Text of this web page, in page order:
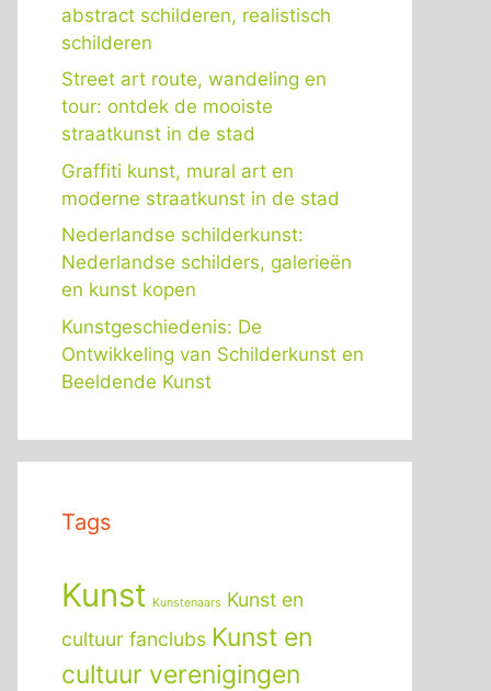
abstract schilderen, realistisch
schilderen
Street art route, wandeling en
tour: ontdek de mooiste
straatkunst in de stad
Graffiti kunst, mural art en
moderne straatkunst in de stad
Nederlandse schilderkunst:
Nederlandse schilders, galerieën
en kunst kopen
Kunstgeschiedenis: De
Ontwikkeling van Schilderkunst en
Beeldende Kunst
Tags
Kunst Kunstenaars Kunst en
cultuur fanclubs Kunst en
cultuur verenigingen